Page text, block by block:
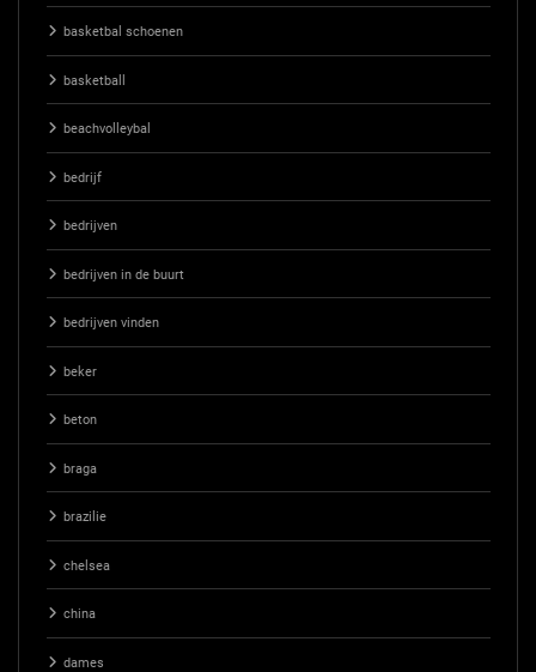
basketbal schoenen
basketball
beachvolleybal
bedrijf
bedrijven
bedrijven in de buurt
bedrijven vinden
beker
beton
braga
brazilie
chelsea
china
dames